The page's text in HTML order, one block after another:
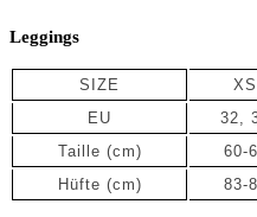
Leggings
SIZE XS
EU
32,
Taille (cm)
60-
Hüfte (cm)
83-